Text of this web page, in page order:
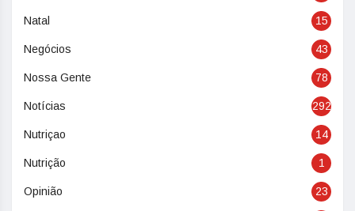
Natal 15
Negócios 43
Nossa Gente 78
Notícias 292
Nutriçao 14
Nutrição 1
Opinião 23